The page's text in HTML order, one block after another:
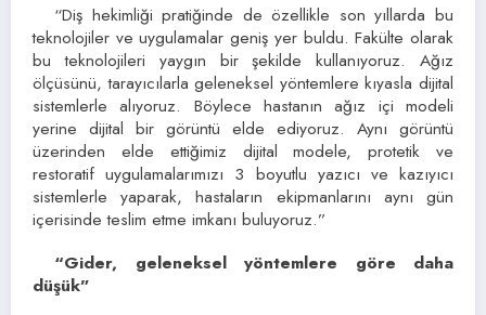
“Diş hekimliği pratiğinde de özellikle son yıllarda bu
teknolojiler ve uygulamalar geniş yer buldu. Fakülte olarak
bu teknolojileri yaygın bir şekilde kullanıyoruz. Ağız
ölçüsünü, tarayıcılarla geleneksel yöntemlere kıyasla dijital
sistemlerle alıyoruz. Böylece hastanın ağız içi modeli
yerine dijital bir görüntü elde ediyoruz. Aynı görüntü
üzerinden elde ettiğimiz dijital modele, protetik ve
restoratif uygulamalarımızı 3 boyutlu yazıcı ve kazıyıcı
sistemlerle yaparak, hastaların ekipmanlarını aynı gün
içerisinde teslim etme imkanı buluyoruz.”
“Gider, geleneksel yöntemlere göre daha
düşük”